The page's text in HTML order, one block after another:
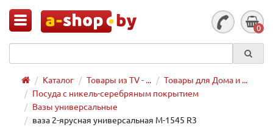
0
Каталог Товары из TV - ...
Товары для Дома и ...
Посуда с никель-серебряным покрытием
Вазы универсальные
ваза 2-ярусная универсальная M-1545 R3